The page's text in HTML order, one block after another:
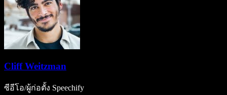
Cliff Weitzman
ซีอีโอ/ผู้ก่อตั้ง Speechify